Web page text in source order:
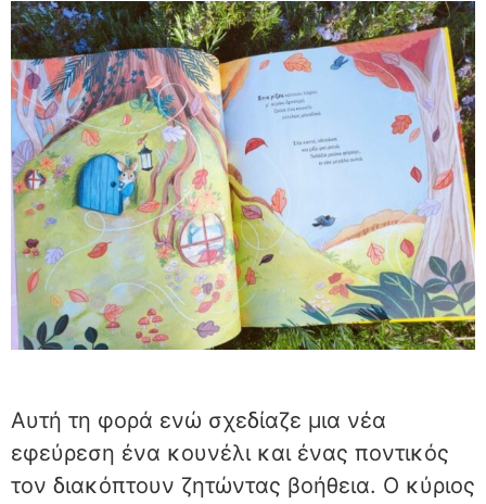
Αυτή τη φορά ενώ σχεδίαζε μια νέα
εφεύρεση ένα κουνέλι και ένας ποντικός
τον διακόπτουν ζητώντας βοήθεια. Ο κύριος